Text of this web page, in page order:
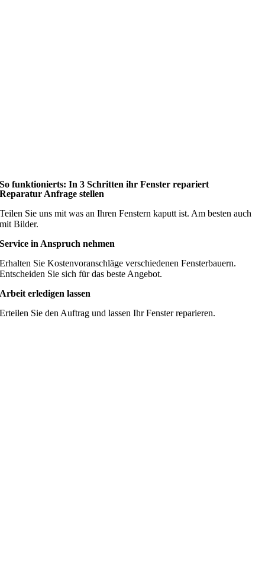
So funktionierts: In 3 Schritten ihr Fenster repariert
Reparatur Anfrage stellen
Teilen Sie uns mit was an Ihren Fenstern kaputt ist. Am besten auch
mit Bilder.
Service in Anspruch nehmen
Erhalten Sie Kostenvoranschläge verschiedenen Fensterbauern.
Entscheiden Sie sich für das beste Angebot.
Arbeit erledigen lassen
Erteilen Sie den Auftrag und lassen Ihr Fenster reparieren.